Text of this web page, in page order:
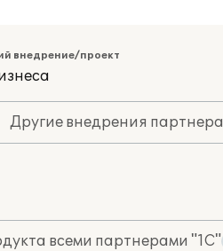
внедрение/проект
Другие внедрения партнера
всеми партнерами "1С"